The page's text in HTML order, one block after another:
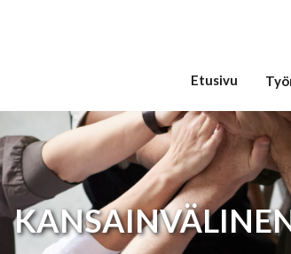
Etusivu